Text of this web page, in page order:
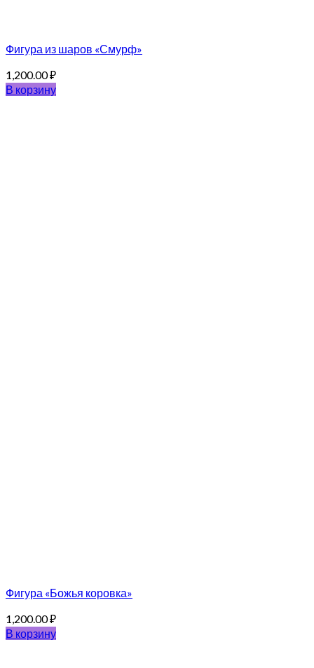
Фигура из шаров «Смурф»
1,200.00₽
В корзину
Фигура «Божья коровка»
1,200.00₽
В корзину